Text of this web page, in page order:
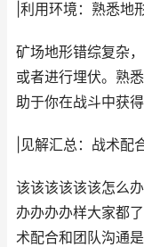
|利用环境：熟悉地
矿场地形错综复杂
或者进行埋伏。熟
助于你在战斗中获得
|见解汇总：战术配
该该该该该该怎么
办办办办样大家都
术配合和团队沟通